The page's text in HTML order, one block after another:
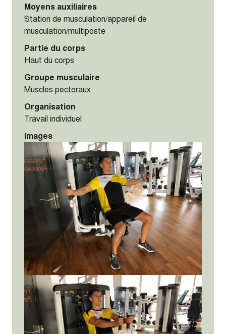
Moyens auxiliaires
Station de musculation/appareil de
musculation/multiposte
Partie du corps
Haut du corps
Groupe musculaire
Muscles pectoraux
Organisation
Travail individuel
Images